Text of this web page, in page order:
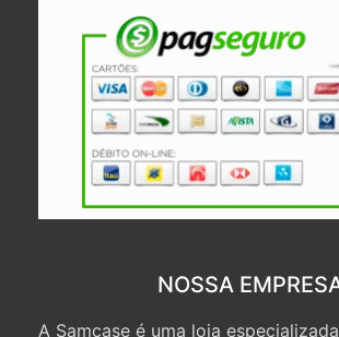
NOSSA EMPRESA